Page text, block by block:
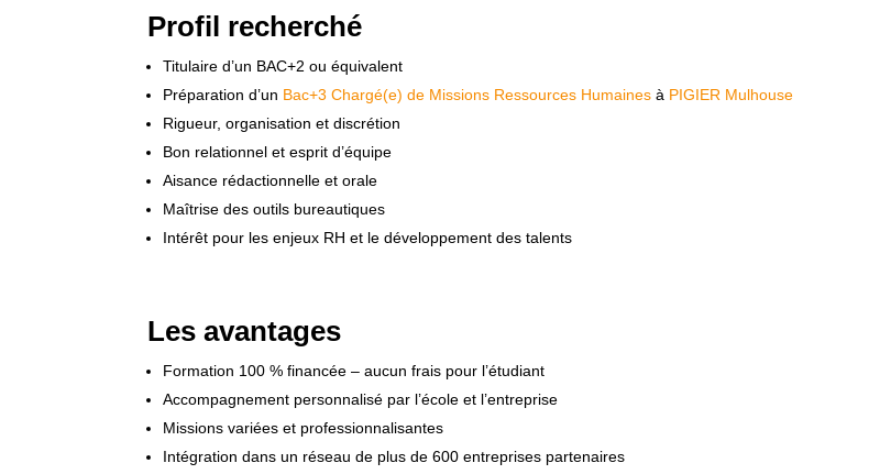
Profil recherché
Titulaire d’un BAC+2 ou équivalent
Préparation d’un Bac+3 Chargé(e) de Missions Ressources Humaines à PIGIER Mulhouse
Rigueur, organisation et discrétion
Bon relationnel et esprit d’équipe
Aisance rédactionnelle et orale
Maîtrise des outils bureautiques
Intérêt pour les enjeux RH et le développement des talents
Les avantages
Formation 100 % financée – aucun frais pour l’étudiant
Accompagnement personnalisé par l’école et l’entreprise
Missions variées et professionnalisantes
Intégration dans un réseau de plus de 600 entreprises partenaires